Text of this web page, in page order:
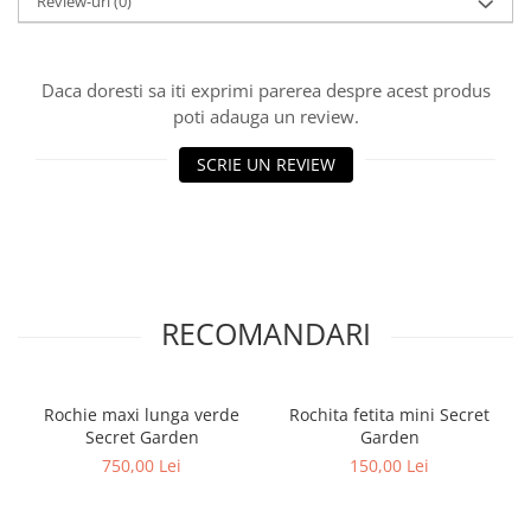
Daca doresti sa iti exprimi parerea despre acest produs
poti adauga un review.
SCRIE UN REVIEW
RECOMANDARI
Rochie maxi lunga verde
Secret Garden
750,00 Lei
Rochita fetita mini Secret
Garden
150,00 Lei